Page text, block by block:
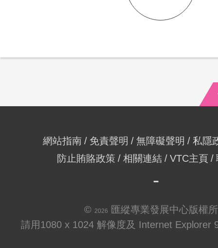
網站指南 免責聲明 無障礙聲明
私隱
防止賄賂政策
相關連結 VTC主頁
© 2026
匯縱專業發展中心版權
請用1080 x 1024 解像度及 Internet Explorer